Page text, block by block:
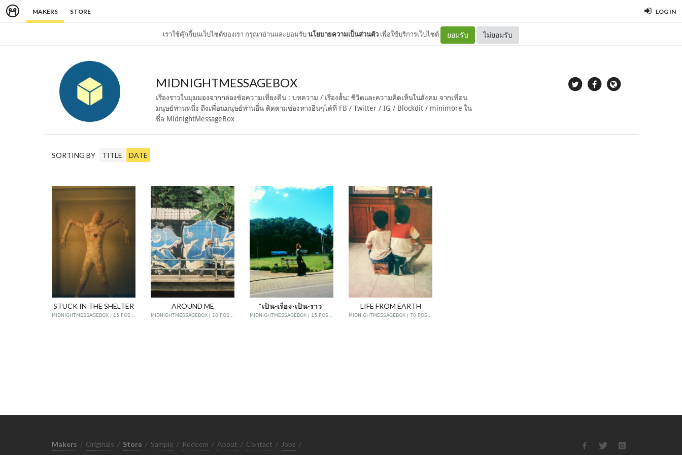
MAKERS STORE LOG IN
เราใช้คุ๊กกี้บนเว็บไซต์ของเรา กรุณาอ่านและยอมรับนโยบายความเป็นส่วนตัว เพื่อใช้บริการเว็บไซต์ ยอมรับ ไม่ยอมรับ
MIDNIGHTMESSAGEBOX
เรื่องราวในมุมมองจากกล่องข้อความเที่ยงคืน : บทความ / เรื่องสั้น: ชีวิตและความคิดเห็นในสังคม จากเพื่อน
มนุษย์ท่านหนึ่ง ถึงเพื่อนมนุษย์ท่านอื่น ติดตามช่องทางอื่นๆได้ที่ FB / Twitter / IG / Blockdit / minimore ใน
ชื่อ MidnightMessageBox
SORTING BY TITLE DATE
STUCK IN THE SHELTER
MIDNIGHTMESSAGEBOX | 15 POSTS
AROUND ME
MIDNIGHTMESSAGEBOX | 10 POSTS
“เป็น-เรื่อง-เป็น-ราว”
MIDNIGHTMESSAGEBOX | 15 POSTS
LIFE FROM EARTH
MIDNIGHTMESSAGEBOX | 70 POSTS
Makers / Originals / Store / Sample / Redeem / About / Contact / Jobs /